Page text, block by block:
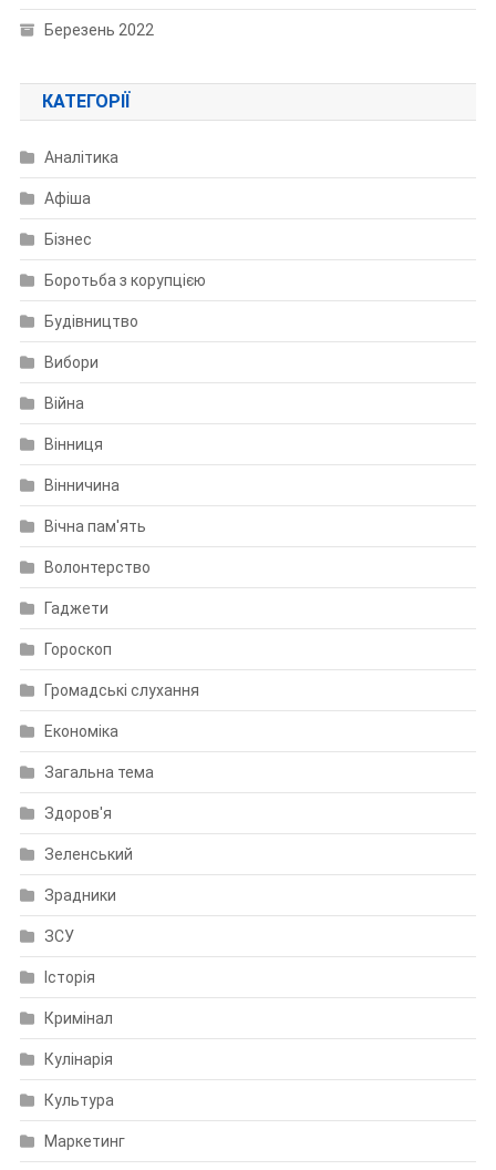
Березень 2022
КАТЕГОРІЇ
Аналітика
Афіша
Бізнес
Боротьба з корупцією
Будівництво
Вибори
Війна
Вінниця
Вінничина
Вічна пам'ять
Волонтерство
Гаджети
Гороскоп
Громадські слухання
Економіка
Загальна тема
Здоров'я
Зеленський
Зрадники
ЗСУ
Історія
Кримінал
Кулінарія
Культура
Маркетинг